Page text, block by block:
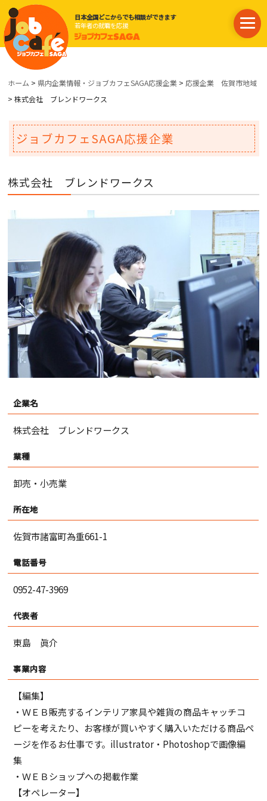
日本全国どこからでも相談ができます
若年者の就職を応援
ホーム > 県内企業情報・ジョブカフェSAGA応援企業 > 応援企業 佐賀市地域
> 株式会社 ブレンドワークス
ジョブカフェSAGA応援企業
株式会社 ブレンドワークス
企業名
株式会社 ブレンドワークス
業種
卸売・小売業
所在地
佐賀市諸富町為重661-1
電話番号
0952-47-3969
代表者
東島 眞介
事業内容
【編集】
・ＷＥＢ販売するインテリア家具や雑貨の商品キャッチコ
ピーを考えたり、お客様が買いやすく購入いただける商品ペ
ージを作るお仕事です。illustrator・Photoshopで画像編
集
・ＷＥＢショップへの掲載作業
【オペレーター】